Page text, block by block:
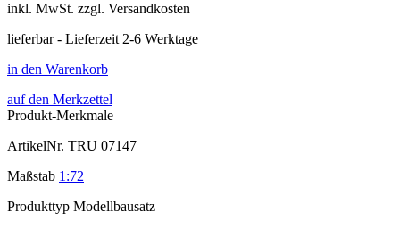
inkl. MwSt. zzgl. Versandkosten
lieferbar - Lieferzeit 2-6 Werktage
in den Warenkorb
auf den Merkzettel
Produkt-Merkmale
ArtikelNr. TRU 07147
Maßstab 1:72
Produkttyp Modellbausatz